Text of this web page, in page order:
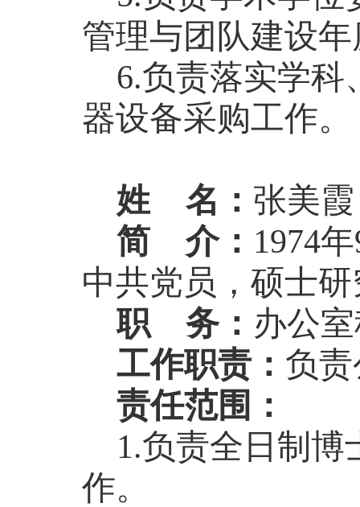
管理与团队建设
6.负责落实学科
器设备采购工作。
姓 名： 张美霞
简
介： 1974
中共党员，硕士
职
务： 办公
工作职责： 负
责任范围：
1.负责全日制
作。